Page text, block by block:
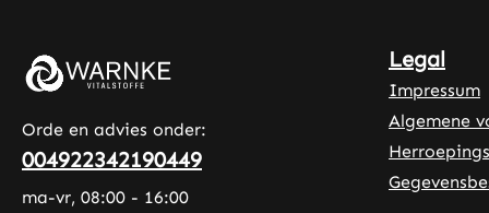
voedingssupplementen uit Duitse
productie • Geproduceerd volgens
HACCP-kwaliteits- en
hygiënenormen • Zonder
toevoegingen en kleurstoffen Let
Orde en advies onder:
004922342190449
ma-vr, 08:00 - 16:00
Legal
Impressum
Algemene